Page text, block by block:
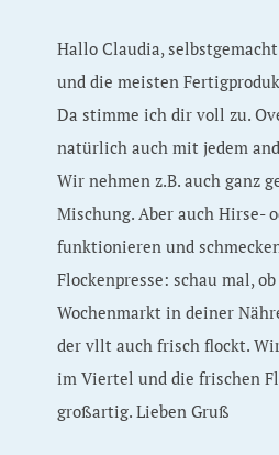
Hallo Claudia,
und die meisten
Da stimme ich dir voll zu.
natürlich auch mit jedem
Wir nehmen z.B. auch ganz
Mischung. Aber auch Hirse-
funktionieren und
Flockenpresse: schau mal,
Wochenmarkt in deiner
der vllt auch frisch flockt.
im Viertel und die frischen
großartig. Lieben Gruß